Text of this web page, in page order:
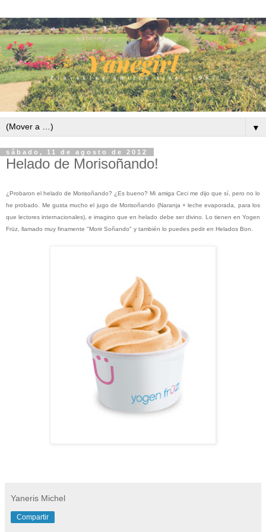
▼
sábado, 11 de agosto de 2012
Helado de Morisoñando!
¿Probaron el helado de Morisoñando? ¿Es bueno? Mi amiga Ceci me dijo que sí, pero no lo
he probado. Me gusta mucho el jugo de Morisoñando (Naranja + leche evaporada, para los
que lectores internacionales), e imagino que en helado debe ser divino. Lo tienen en Yogen
Früz, llamado muy finamente "Morir Soñando" y también lo puedes pedir en Helados Bon.
Yaneris Michel
Compartir